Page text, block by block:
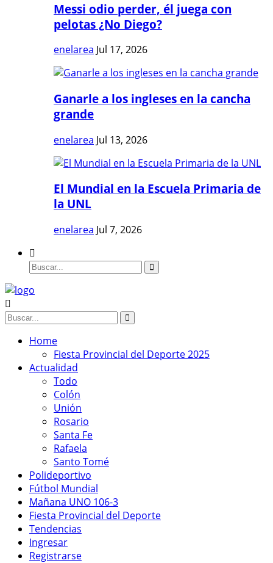
Messi odio perder, él juega con
pelotas ¿No Diego?
enelarea Jul 17, 2026
Ganarle a los ingleses en la cancha
grande
enelarea Jul 13, 2026
El Mundial en la Escuela Primaria de
la UNL
enelarea Jul 7, 2026
Home
Fiesta Provincial del Deporte 2025
Actualidad
Todo
Colón
Unión
Rosario
Santa Fe
Rafaela
Santo Tomé
Polideportivo
Fútbol Mundial
Mañana UNO 106-3
Fiesta Provincial del Deporte
Tendencias
Ingresar
Registrarse